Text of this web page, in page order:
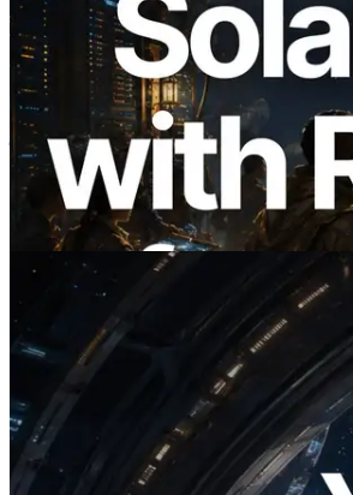
2026.08.05
ERPC का Solana Leader
वैश्विक क्षेत्रों से ping मापता है
Information API भी लॉन्च
यह लेख पढ़ें